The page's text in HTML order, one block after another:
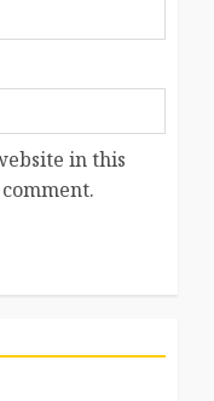
in this